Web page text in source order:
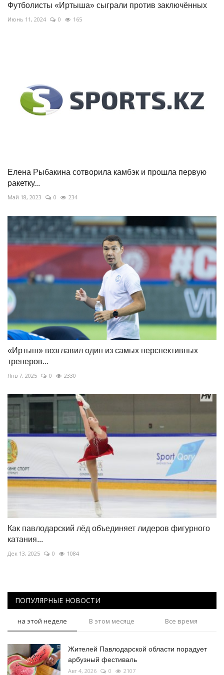
Футболисты «Иртыша» сыграли против заключённых
Июнь 11, 2024 0 165
Елена Рыбакина сотворила камбэк и прошла первую
ракетку...
Май 18, 2023 0 234
«Иртыш» возглавил один из самых перспективных
тренеров...
Янв 7, 2025 0 2330
Как павлодарский лёд объединяет лидеров фигурного
катания...
Дек 13, 2025 0 1084
ПОПУЛЯРНЫЕ НОВОСТИ
на этой неделе В этом месяце Все время
Жителей Павлодарской области порадует
арбузный фестиваль
Авг 4, 2026 0 2107